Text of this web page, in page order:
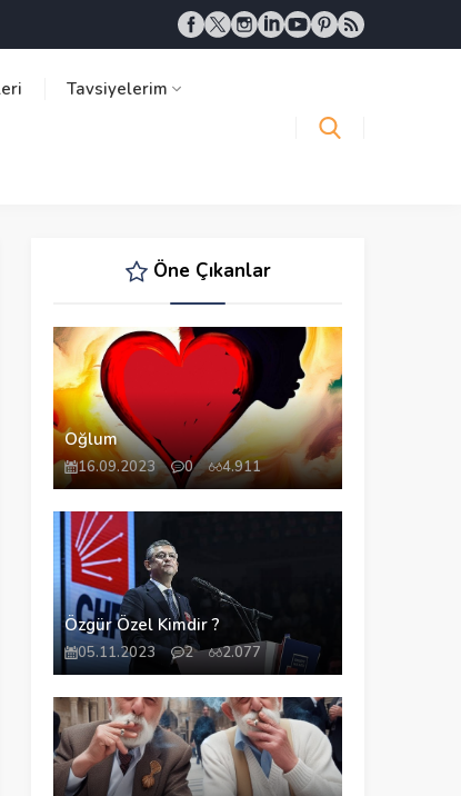
Tavsiyelerim
Öne Çıkanlar
Oğlum
16.09.2023 0 4.911
Özgür Özel Kimdir ?
05.11.2023 2 2.077